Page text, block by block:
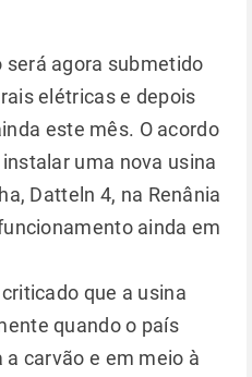
será agora submetido
elétricas e depois
este mês. O acordo
uma nova usina
Datteln 4, na Renânia
ainda em
que a usina
quando o país
carvão e em meio à